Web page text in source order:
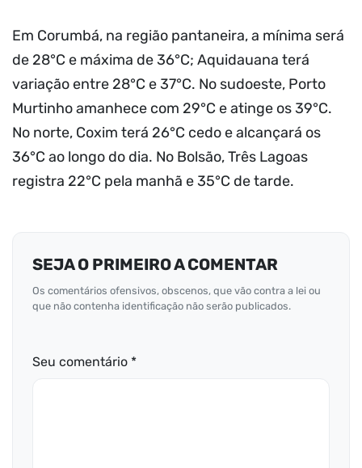
Em Corumbá, na região pantaneira, a mínima será
de 28°C e máxima de 36°C; Aquidauana terá
variação entre 28°C e 37°C. No sudoeste, Porto
Murtinho amanhece com 29°C e atinge os 39°C.
No norte, Coxim terá 26°C cedo e alcançará os
36°C ao longo do dia. No Bolsão, Três Lagoas
registra 22°C pela manhã e 35°C de tarde.
SEJA O PRIMEIRO A COMENTAR
Os comentários ofensivos, obscenos, que vão contra a lei ou
que não contenha identificação não serão publicados.
Seu comentário *